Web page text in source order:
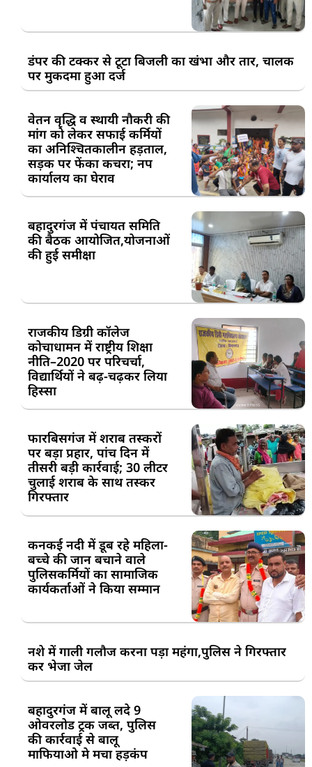
डंपर की टक्कर से टूटा बिजली का खंभा और तार, चालक
पर मुकदमा हुआ दर्ज
वेतन वृद्धि व स्थायी नौकरी की
मांग को लेकर सफाई कर्मियों
का अनिश्चितकालीन हड़ताल,
सड़क पर फेंका कचरा; नप
कार्यालय का घेराव
बहादुरगंज में पंचायत समिति
की बैठक आयोजित,योजनाओं
की हुई समीक्षा
राजकीय डिग्री कॉलेज
कोचाधामन में राष्ट्रीय शिक्षा
नीति–2020 पर परिचर्चा,
विद्यार्थियों ने बढ़-चढ़कर लिया
हिस्सा
फारबिसगंज में शराब तस्करों
पर बड़ा प्रहार, पांच दिन में
तीसरी बड़ी कार्रवाई; 30 लीटर
चुलाई शराब के साथ तस्कर
गिरफ्तार
कनकई नदी में डूब रहे महिला-
बच्चे की जान बचाने वाले
पुलिसकर्मियों का सामाजिक
कार्यकर्ताओं ने किया सम्मान
नशे में गाली गलौज करना पड़ा महंगा,पुलिस ने गिरफ्तार
कर भेजा जेल
बहादुरगंज में बालू लदे 9
ओवरलोड ट्रक जब्त, पुलिस
की कार्रवाई से बालू
माफियाओ मे मचा हड़कंप